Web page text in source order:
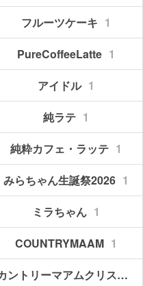
フルーツケーキ 1
PureCoffeeLatte 1
アイドル 1
純ラテ 1
純粋カフェ・ラッテ 1
みらちゃん生誕祭2026 1
ミラちゃん 1
COUNTRYMAAM 1
1 カントリーマアムクリスピーバニラ＆ショコラ